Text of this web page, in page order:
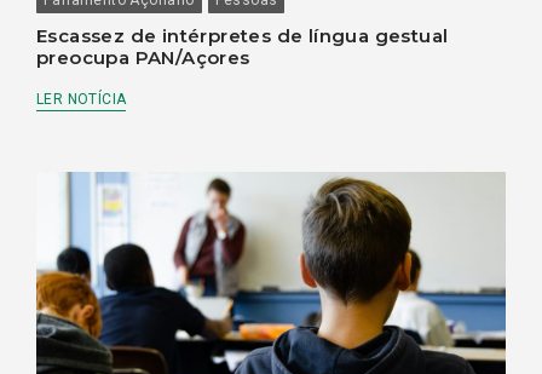
Escassez de intérpretes de língua gestual
preocupa PAN/Açores
LER NOTÍCIA